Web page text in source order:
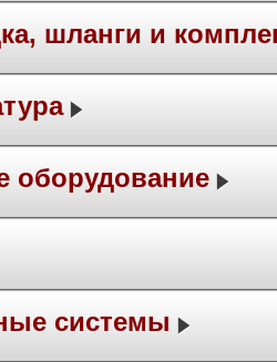
шланги и
оборудование
системы